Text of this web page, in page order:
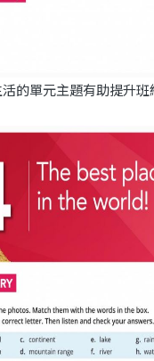
的單元主題有助提升班